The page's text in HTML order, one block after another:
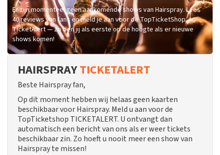
Er zijn momenteel geen aankomende shows van Hairspray. Lees
40 reviews van fans en meld je aan voor de TopTicketShop
TicketAlert — zo ben jij als eerste op de hoogte als er nieuwe
shows komen!
HAIRSPRAYTICKETALERT
Beste Hairspray fan,
Op dit moment hebben wij helaas geen kaarten
beschikbaar voor Hairspray. Meld u aan voor de
TopTicketshop TICKETALERT. U ontvangt dan
automatisch een bericht van ons als er weer tickets
beschikbaar zin. Zo hoeft u nooit meer een show van
Hairspray te missen!